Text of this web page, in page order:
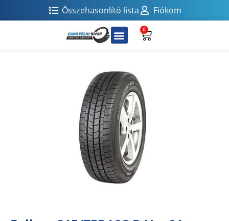
Összehasonlító lista Fiókom
0